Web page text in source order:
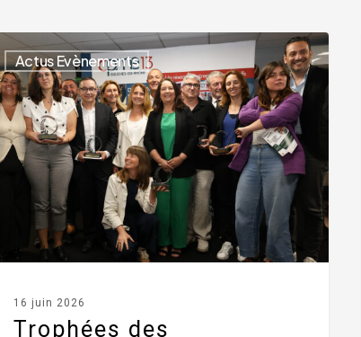
Actus Evènements
16 juin 2026
Trophées des